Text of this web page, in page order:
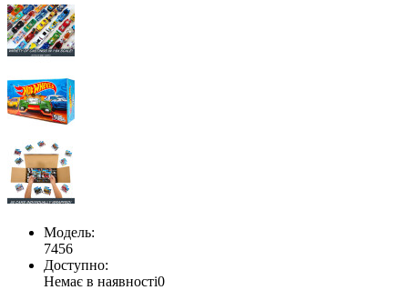
Модель:
7456
Доступно:
Немає в наявності0